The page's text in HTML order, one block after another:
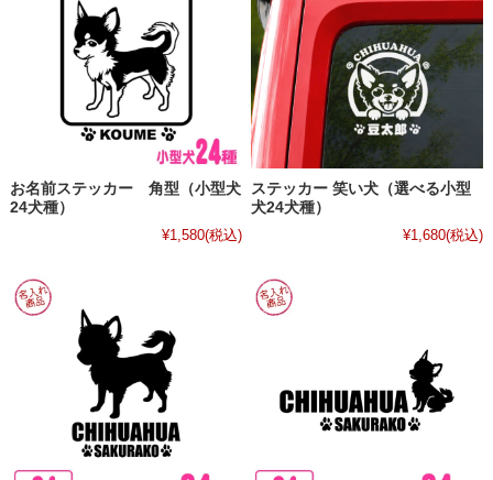
お名前ステッカー 角型（小型犬
24犬種）
¥1,580(税込)
ステッカー 笑い犬（選べる小型
犬24犬種）
¥1,680(税込)